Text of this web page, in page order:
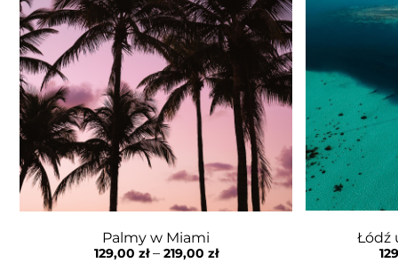
Palmy w Miami
129,00 zł– 219,00 zł
Łódź